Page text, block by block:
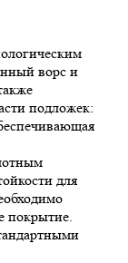
ворс и
подложек:
для
покрытие.